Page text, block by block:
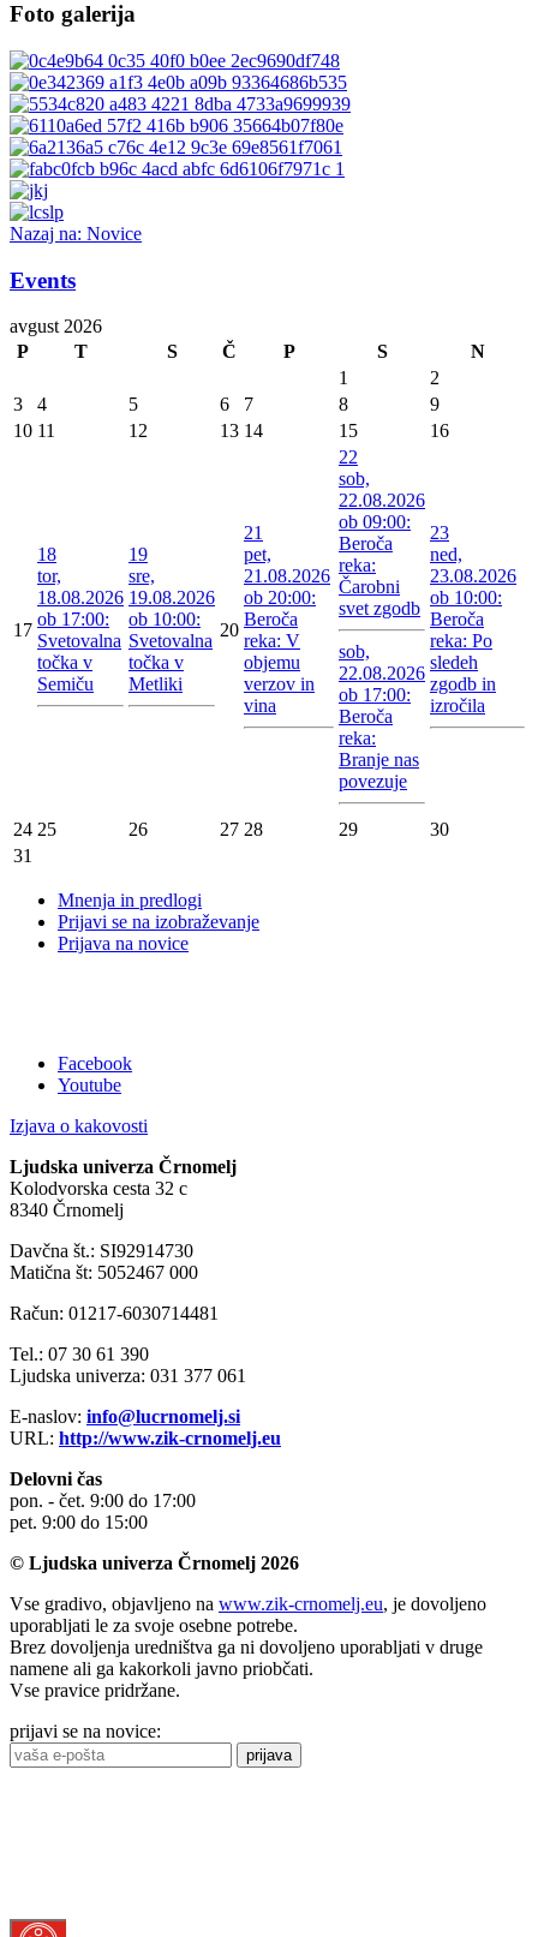
Foto galerija
Nazaj na: Novice
Events
avgust 2026
P
T S Č P S
N
1
2
3
4 5 6 7 8
9
10 11 12 13 14 15 16
17
18
tor,
18.08.2026
ob 17:00:
Svetovalna
točka v
Semiču
19
sre,
19.08.2026
ob 10:00:
Svetovalna
točka v
Metliki
20
21
pet,
21.08.2026
ob 20:00:
Beroča
reka: V
objemu
verzov in
vina
22
sob,
22.08.2026
ob 09:00:
Beroča
reka:
Čarobni
svet zgodb
sob,
22.08.2026
ob 17:00:
Beroča
reka:
Branje nas
povezuje
23
ned,
23.08.2026
ob 10:00:
Beroča
reka: Po
sledeh
zgodb in
izročila
24 25 26 27 28 29
30
31
Mnenja in predlogi
Prijavi se na izobraževanje
Prijava na novice
Facebook
Youtube
Izjava o kakovosti
Ljudska univerza Črnomelj
Kolodvorska cesta 32 c
8340 Črnomelj
Davčna št.: SI92914730
Matična št: 5052467 000
Račun: 01217-6030714481
Tel.: 07 30 61 390
Ljudska univerza: 031 377 061
E-naslov: info@lucrnomelj.si
URL: http://www.zik-crnomelj.eu
Delovni čas
pon. - čet. 9:00 do 17:00
pet. 9:00 do 15:00
© Ljudska univerza Črnomelj 2026
Vse gradivo, objavljeno na www.zik-crnomelj.eu, je dovoljeno
uporabljati le za svoje osebne potrebe.
Brez dovoljenja uredništva ga ni dovoljeno uporabljati v druge
namene ali ga kakorkoli javno priobčati.
Vse pravice pridržane.
prijavi se na novice:
prijava